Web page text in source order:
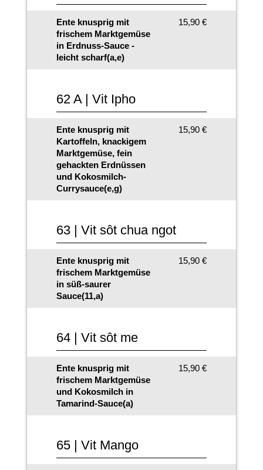
Ente knusprig mit
frischem Marktgemüse
in Erdnuss-Sauce -
leicht scharf(a,e)
15,90 €
62 A | Vit Ipho
Ente knusprig mit
Kartoffeln, knackigem
Marktgemüse, fein
gehackten Erdnüssen
und Kokosmilch-
Currysauce(e,g)
15,90 €
63 | Vit sôt chua ngot
Ente knusprig mit
frischem Marktgemüse
in süß-saurer
Sauce(11,a)
15,90 €
64 | Vit sôt me
Ente knusprig mit
frischem Marktgemüse
und Kokosmilch in
Tamarind-Sauce(a)
15,90 €
65 | Vit Mango